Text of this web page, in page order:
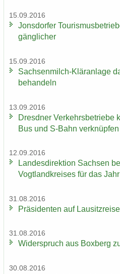
15.09.2016
Jons­dor­fer
gäng­li­cher
15.09.2016
Sachsenmilch-​Kläranlage
be­han­deln
13.09.2016
Dresd­ner Ver­kehrs­be­trie­be
Bus und S-​Bahn ver­knüp­fen
12.09.2016
Lan­des­di­rek­ti­on Sach­sen
Vogt­land­krei­ses für das
31.08.2016
Prä­si­den­ten auf Lau­sitz­rei­se
31.08.2016
Wi­der­spruch aus Box­berg
30.08.2016